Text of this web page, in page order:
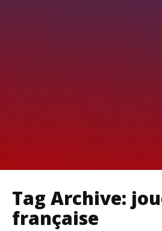
Tag Archive:
française